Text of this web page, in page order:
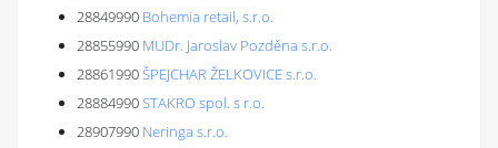
28849990 Bohemia retail, s.r.o.
28855990 MUDr. Jaroslav Pozděna s.r.o.
28861990ŠPEJCHAR ŽELKOVICE s.r.o.
28884990STAKRO spol. s r.o.
28907990 Neringa s.r.o.